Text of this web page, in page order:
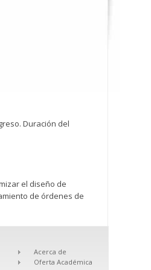
Duración del
el diseño de
de órdenes de
Acerca de
Oferta Académica